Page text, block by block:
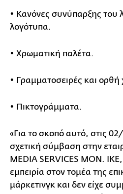
• Κανόνες συνύπαρξης του
λογότυπα.
• Χρωματική παλέτα.
• Γραμματοσειρές και
• Πικτογράμματα.
«Για το σκοπό αυτό, στις
σχετική σύμβαση στην
MEDIA SERVICES MON. IKE,
εμπειρία στον τομέα της
μάρκετινγκ και δεν είχε